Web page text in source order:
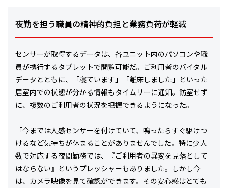
夜勤を担う職員の精神的負担と業務負荷が軽減
センサーが取得するデータは、各ユニット内のパソコンや職
員が携行するタブレットで閲覧可能だ。ご利用者のバイタル
データとともに、「寝ています」「離床しました」といった
居室内での状態が分かる情報もタイムリーに通知。訪室せず
に、複数のご利用者の状況を把握できるようになった。
「今までは人感センサーを付けていて、鳴ったらすぐ駆けつ
けるなど気持ちが休まることがありませんでした。特に少人
数で対応する夜間勤務では、『ご利用者の異変を見落として
はならない』というプレッシャーもありました。しかし今
は、カメラ映像を見て確認ができます。その安心感はとても